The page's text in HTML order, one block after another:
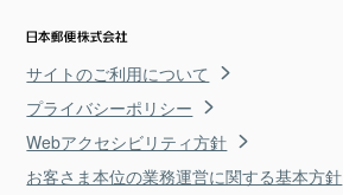
サイトのご利用について
プライバシーポリシー
Webアクセシビリティ方針
お客さま本位の業務運営に関する基本方針